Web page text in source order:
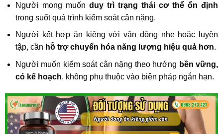
Người mong muốn duy trì trạng thái cơ thể ổn định
trong suốt quá trình kiểm soát cân nặng.
Người kết hợp ăn kiêng với vận động nhẹ hoặc luyện
tập, cần hỗ trợ chuyển hóa năng lượng hiệu quả hơn.
Người muốn kiểm soát cân nặng theo hướng bền vững,
có kế hoạch, không phụ thuộc vào biện pháp ngắn hạn.